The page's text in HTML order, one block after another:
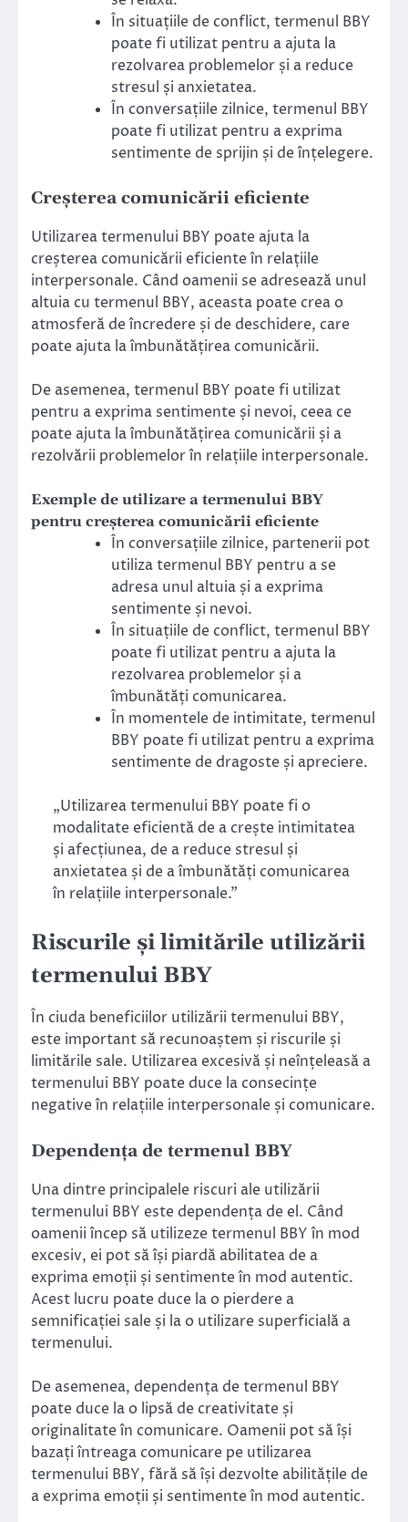
În situațiile de conflict, termenul BBY
poate fi utilizat pentru a ajuta la
rezolvarea problemelor și a reduce
stresul și anxietatea.
În conversațiile zilnice, termenul BBY
poate fi utilizat pentru a exprima
sentimente de sprijin și de înțelegere.
Creșterea comunicării eficiente
Utilizarea termenului BBY poate ajuta la
creșterea comunicării eficiente în relațiile
interpersonale. Când oamenii se adresează unul
altuia cu termenul BBY, aceasta poate crea o
atmosferă de încredere și de deschidere, care
poate ajuta la îmbunătățirea comunicării.
De asemenea, termenul BBY poate fi utilizat
pentru a exprima sentimente și nevoi, ceea ce
poate ajuta la îmbunătățirea comunicării și a
rezolvării problemelor în relațiile interpersonale.
Exemple de utilizare a termenului BBY
pentru creșterea comunicării eficiente
În conversațiile zilnice, partenerii pot
utiliza termenul BBY pentru a se
adresa unul altuia și a exprima
sentimente și nevoi.
În situațiile de conflict, termenul BBY
poate fi utilizat pentru a ajuta la
rezolvarea problemelor și a
îmbunătăți comunicarea.
În momentele de intimitate, termenul
BBY poate fi utilizat pentru a exprima
sentimente de dragoste și apreciere.
„Utilizarea termenului BBY poate fi o
modalitate eficientă de a crește intimitatea
și afecțiunea, de a reduce stresul și
anxietatea și de a îmbunătăți comunicarea
în relațiile interpersonale.”
Riscurile și limitările utilizării
termenului BBY
În ciuda beneficiilor utilizării termenului BBY,
este important să recunoaștem și riscurile și
limitările sale. Utilizarea excesivă și neînțeleasă a
termenului BBY poate duce la consecințe
negative în relațiile interpersonale și comunicare.
Dependența de termenul BBY
Una dintre principalele riscuri ale utilizării
termenului BBY este dependența de el. Când
oamenii încep să utilizeze termenul BBY în mod
excesiv, ei pot să își piardă abilitatea de a
exprima emoții și sentimente în mod autentic.
Acest lucru poate duce la o pierdere a
semnificației sale și la o utilizare superficială a
termenului.
De asemenea, dependența de termenul BBY
poate duce la o lipsă de creativitate și
originalitate în comunicare. Oamenii pot să își
bazați întreaga comunicare pe utilizarea
termenului BBY, fără să își dezvolte abilitățile de
a exprima emoții și sentimente în mod autentic.